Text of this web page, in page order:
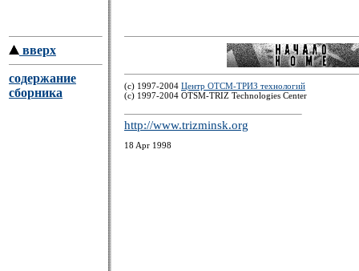
вверх
содержание
сборника
(c) 1997-2004 Центр ОТСМ-ТРИЗ технологий
(с) 1997-2004 OTSM-TRIZ Technologies Center
http://www.trizminsk.org
18 Apr 1998